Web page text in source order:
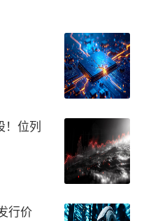
！位列
行价